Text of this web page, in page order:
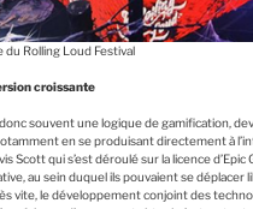
du Rolling Loud Festival
croissante
souvent une logique de gamification,
en se produisant directement à
qui s’est déroulé sur la licence
au sein duquel ils pouvaient se
vite, le développement conjoint des